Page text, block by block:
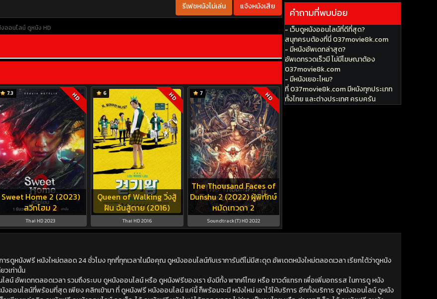
รีเฟชหนังไม่เล่น แจ้งหนังเสีย
ออนไลน์ ดูหนัง HD
Sweet Home 2 (2023)
สวีทโฮม 2
7.3 HD
Thai HD 2023
Queen of Walking วิ่งสู้
ฝัน ฉันสู้ตาย (2016)
6 HD
Thai HD 2016
The Thousand Faces of
Dunshu 2 (2022) ผู้พิทักษ์
หมัดเทวดา 2
7 HD
Soundtrack(T) HD 2022
คำถามที่พบบ่อย
- เว็บดูหนังออนไลน์ที่ดีที่สุด?
สนุกครบต้องที่นี่ 037movie8k.com
- มีหนังอัพเดทล่าสุด?
อัพเดทรวดเร็วมี ไม่มีโฆษณาต้อง
037movie8k.com
- มีหนังเยอะไหม?
ที่ 037movie8k.com มีหนังทุกประเภท
ทั้งไทย และต่างประเทศ ครบครัน
ดูหนังฟรี หนังใหม่ตลอด 24 ชั่วโมง ทุกที่ทุกเวลาในมือคุณ ดูหนังออนไลน์กับเราการันตีไม่มีสะดุด อัพเดตหนังใหม่ตลอดเวลา เรียกได้ว่าดูหนัง
วเท่านั้น
ลน์ อัพเดทตลอดเวลา รวมถึงระบบ ดูหนังออนไลน์ หรือ ดูหนังฟรีของเรา ยังมีทั้ง พากค์ไทย หรือ ซาวด์แทรก เพื่อเพิ่มอถรรส ในการดู หนัง
งออนไลน์ที่พร้อมที่สุด เพียง คลิกเข้ามา ที่ ดูหนังฟรี หนังออนไลน์ แค่นี้ ก็พร้อมจะมี หนังใหม่ เอาไว้ให้บริการ อีกทั้งบริการ ดูหนังออนไลน์ ดูหนัง